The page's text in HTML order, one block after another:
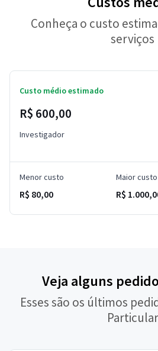
Conheça o custo
serviços
Custo médio estimado
R$ 600,00
Investigador
Menor custo
R$ 80,00
Maior custo
R$
Veja alguns
Esses são os últimos
Particular